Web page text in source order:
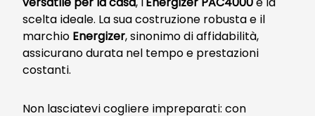
scelta ideale. La sua costruzione robusta e il
marchio Energizer, sinonimo di affidabilità,
assicurano durata nel tempo e prestazioni
costanti.
Non lasciatevi cogliere impreparati: con